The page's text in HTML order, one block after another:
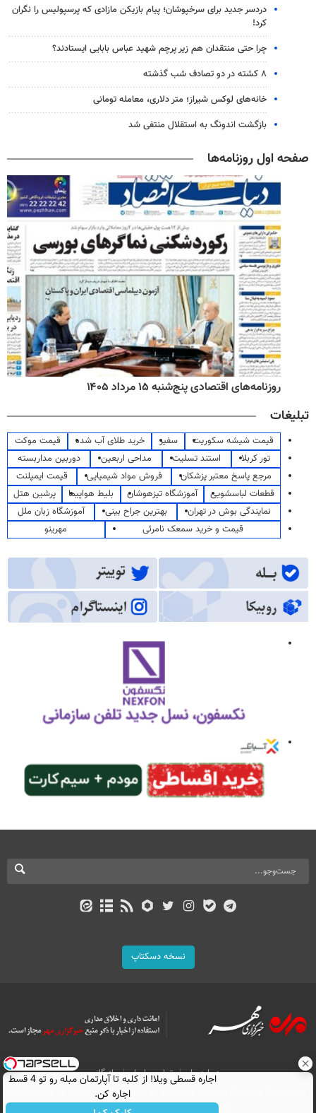
دردسر جدید برای سرخپوشان؛ پیام بازیکن مازادی که پرسپولیس را نگران
کرد!
چرا حتی منتقدان هم زیر پرچم شهید عباس بابایی ایستادند؟
۸ کشته در دو تصادف شب گذشته
خانه‌های لوکس شیراز؛ متر دلاری، معامله تومانی
بازگشت اندونگ به استقلال منتفی شد
صفحه اول روزنامه‌ها
روزنامه‌های اقتصادی پنج‌شنبه ۱۵ مرداد ۱۴۰۵
تبلیغات
قیمت شیشه سکوریت سفیر خرید طلای آب شده
قیمت موکت
تور کربلا
استند تسلیت مداحی اربعین
دوربین مداربسته
مرجع پاسخ معتبر پزشکان
فروش مواد شیمیایی
قیمت ایمپلنت
قطعات لباسشویی
آموزشگاه تیزهوشان بلیط هواپیما
پرشین هتل
نمایندگی بوش در تهران
بهترین جراح بینی
آموزشگاه زبان ملل
قیمت و خرید سمعک نامرئی
مهرینو
نسخه دسکتاپ
درباره ما تماس با ما
بازرگانی
All Content by Mehr News Agency is licensed under a Creative Commons
Attribution 4.0 International License.
اجاره‌ قسطی ویلا! از کلبه تا آپارتمان مبله رو تو 4 قسط
اجاره کن.